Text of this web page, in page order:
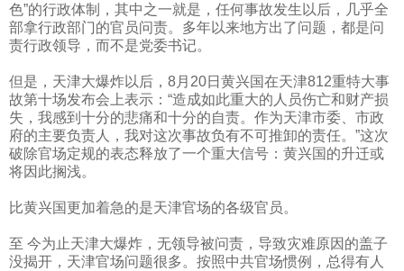
色”的行政体制，其中之一就是，任何事故发生以后，几乎全
部拿行政部门的官员问责。多年以来地方出了问题，都是问
责行政领导，而不是党委书记。
但是，天津大爆炸以后， 8月 20日黄兴国在天津812重特大事
故第十场发布会上表示：“造成如此重大的人员伤亡和财产损
失，我感到十分的悲痛和十分的自责。作为天津市委、市政
府的主要负责人，我对这次事故负有不可推卸的责任。”这次
破除官场定规的表态释放了一个重大信号：黄兴国的升迁或
将因此搁浅。
比黄兴国更加着急的是天津官场的各级官员。
至 今为止天津大爆炸，无领导被问责，导致灾难原因的盖子
没揭开，天津官场问题很多。按照中共官场惯例，总得有人